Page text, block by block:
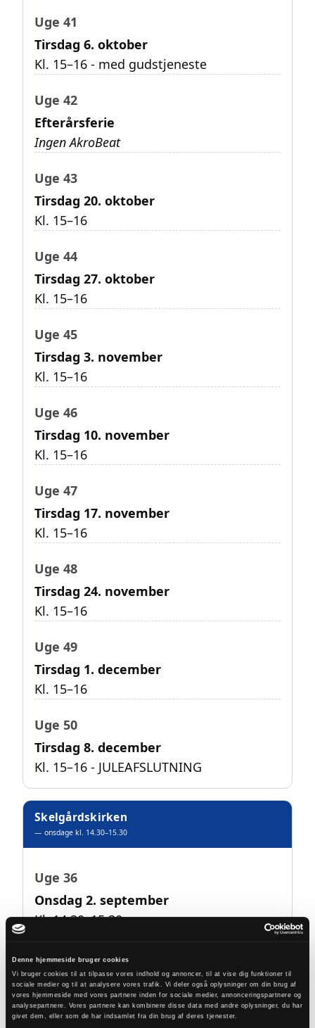
Denne hjemmeside bruger cookies
Vi bruger cookies til at tilpasse vores indhold og annoncer, til at vise dig funktioner til
sociale medier og til at analysere vores trafik. Vi deler også oplysninger om din brug af
vores hjemmeside med vores partnere inden for sociale medier, annonceringspartnere og
analysepartnere. Vores partnere kan kombinere disse data med andre oplysninger, du har
givet dem, eller som de har indsamlet fra din brug af deres tjenester.
Uge 41
Tirsdag 6. oktober
Kl. 15–16 - med gudstjeneste
Uge 42
Efterårsferie
Ingen AkroBeat
Uge 43
Tirsdag 20. oktober
Kl. 15–16
Uge 44
Tirsdag 27. oktober
Kl. 15–16
Uge 45
Tirsdag 3. november
Kl. 15–16
Uge 46
Tirsdag 10. november
Kl. 15–16
Uge 47
Tirsdag 17. november
Kl. 15–16
Uge 48
Tirsdag 24. november
Kl. 15–16
Uge 49
Tirsdag 1. december
Kl. 15–16
Uge 50
Tirsdag 8. december
Kl. 15–16 - JULEAFSLUTNING
Skelgårdskirken
— onsdage kl. 14.30–15.30
Uge 36
Onsdag 2. september
Kl. 14.30–15.30
Uge 37
Onsdag 9. september
Kl. 14.30–15.30